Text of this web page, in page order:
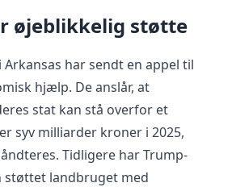
øjeblikkelig støtte
har sendt en appel til
hjælp. De anslår, at
stat kan stå overfor et
syv milliarder kroner i 2025,
Tidligere har Trump-
landbruget med